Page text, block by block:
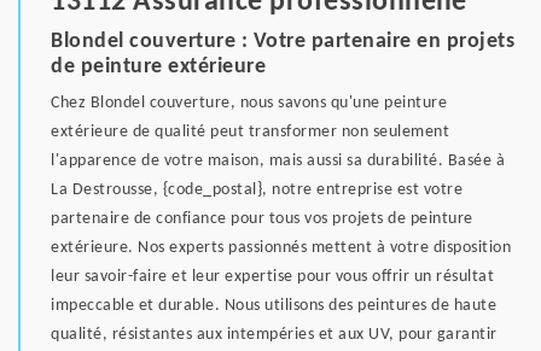
Blondel couverture : Votre partenaire en projets
de peinture extérieure
Chez Blondel couverture, nous savons qu'une peinture
extérieure de qualité peut transformer non seulement
l'apparence de votre maison, mais aussi sa durabilité. Basée à
La Destrousse, {code_postal}, notre entreprise est votre
partenaire de confiance pour tous vos projets de peinture
extérieure. Nos experts passionnés mettent à votre disposition
leur savoir-faire et leur expertise pour vous offrir un résultat
impeccable et durable. Nous utilisons des peintures de haute
qualité, résistantes aux intempéries et aux UV, pour garantir